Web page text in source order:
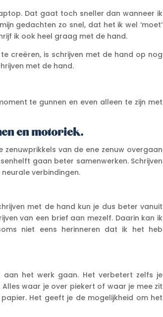
Dat gaat toch sneller dan wanneer ik
gedachten zo snel, dat het ik wel ‘moet’
ik ook heel graag met de hand.
creëren, is schrijven met de hand op nog
met de hand.
te gunnen en even alleen te zijn met
en motoriek.
van de ene zenuw overgaan
gaan beter samenwerken. Schrijven
verbindingen.
met de hand kun je dus beter vanuit
van een brief aan mezelf. Daarin kan ik
niet eens herinneren dat ik het heb
het werk gaan. Het verbetert zelfs je
waar je over piekert of waar je mee zit
Het geeft je de mogelijkheid om het